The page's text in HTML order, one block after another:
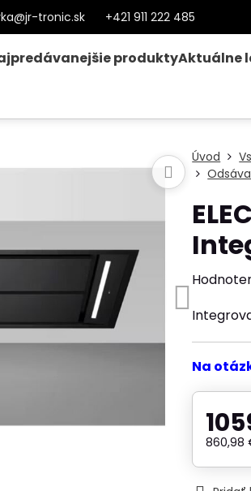
tronic.sk +421 911 222 485
produktyAktuálne
Úvod
Na